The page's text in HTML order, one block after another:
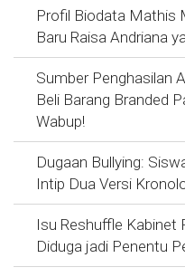
Profil Biodata Mathis
Baru Raisa Andriana
Sumber Penghasilan
Beli Barang Branded
Wabup!
Dugaan Bullying:
Intip Dua Versi
Isu Reshuffle
Diduga jadi Penentu